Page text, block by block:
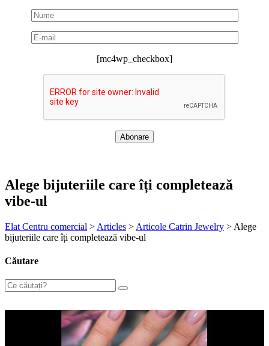
[mc4wp_checkbox]
Alege bijuteriile care îți completează
vibe-ul
Elat Centru comercial > Articles > Articole Catrin Jewelry > Alege
bijuteriile care îți completează vibe-ul
Căutare